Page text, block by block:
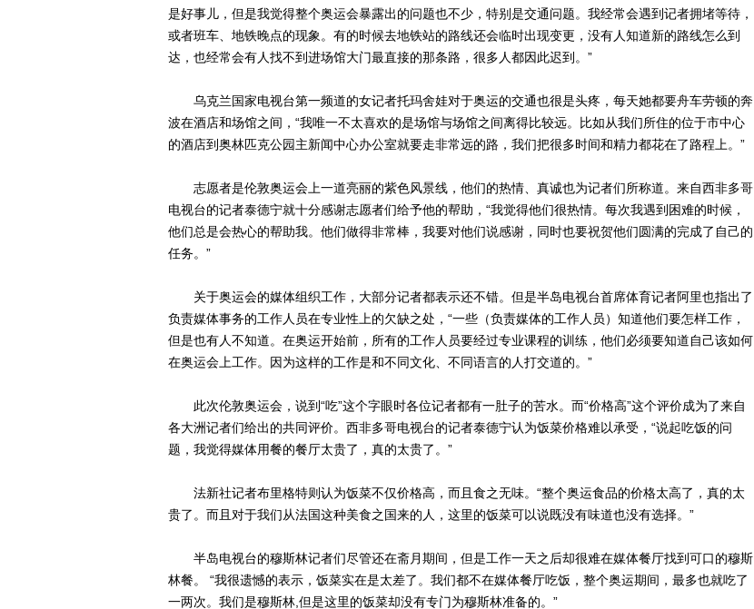
是好事儿，但是我觉得整个奥运会暴露出的问题也不少，特别是交通问题。我经常会遇到记者拥堵等待，
或者班车、地铁晚点的现象。有的时候去地铁站的路线还会临时出现变更，没有人知道新的路线怎么到
达，也经常会有人找不到进场馆大门最直接的那条路，很多人都因此迟到。”
乌克兰国家电视台第一频道的女记者托玛舍娃对于奥运的交通也很是头疼，每天她都要舟车劳顿的奔
波在酒店和场馆之间，“我唯一不太喜欢的是场馆与场馆之间离得比较远。比如从我们所住的位于市中心
的酒店到奥林匹克公园主新闻中心办公室就要走非常远的路，我们把很多时间和精力都花在了路程上。”
志愿者是伦敦奥运会上一道亮丽的紫色风景线，他们的热情、真诚也为记者们所称道。来自西非多哥
电视台的记者泰德宁就十分感谢志愿者们给予他的帮助，“我觉得他们很热情。每次我遇到困难的时候，
他们总是会热心的帮助我。他们做得非常棒，我要对他们说感谢，同时也要祝贺他们圆满的完成了自己的
任务。”
关于奥运会的媒体组织工作，大部分记者都表示还不错。但是半岛电视台首席体育记者阿里也指出了
负责媒体事务的工作人员在专业性上的欠缺之处，“一些（负责媒体的工作人员）知道他们要怎样工作，
但是也有人不知道。在奥运开始前，所有的工作人员要经过专业课程的训练，他们必须要知道自己该如何
在奥运会上工作。因为这样的工作是和不同文化、不同语言的人打交道的。”
此次伦敦奥运会，说到“吃”这个字眼时各位记者都有一肚子的苦水。而“价格高”这个评价成为了来自
各大洲记者们给出的共同评价。西非多哥电视台的记者泰德宁认为饭菜价格难以承受，“说起吃饭的问
题，我觉得媒体用餐的餐厅太贵了，真的太贵了。”
法新社记者布里格特则认为饭菜不仅价格高，而且食之无味。“整个奥运食品的价格太高了，真的太
贵了。而且对于我们从法国这种美食之国来的人，这里的饭菜可以说既没有味道也没有选择。”
半岛电视台的穆斯林记者们尽管还在斋月期间，但是工作一天之后却很难在媒体餐厅找到可口的穆斯
林餐。 “我很遗憾的表示，饭菜实在是太差了。我们都不在媒体餐厅吃饭，整个奥运期间，最多也就吃了
一两次。我们是穆斯林,但是这里的饭菜却没有专门为穆斯林准备的。”